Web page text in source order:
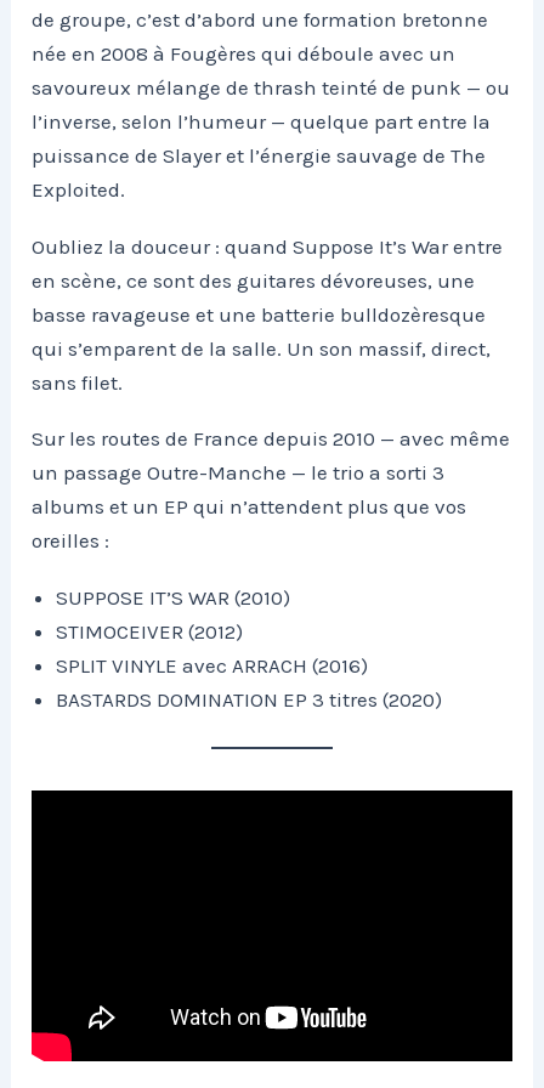
de groupe, c’est d’abord une formation bretonne
née en 2008 à Fougères qui déboule avec un
savoureux mélange de thrash teinté de punk — ou
l’inverse, selon l’humeur — quelque part entre la
puissance de Slayer et l’énergie sauvage de The
Exploited.
Oubliez la douceur : quand Suppose It’s War entre
en scène, ce sont des guitares dévoreuses, une
basse ravageuse et une batterie bulldozèresque
qui s’emparent de la salle. Un son massif, direct,
sans filet.
Sur les routes de France depuis 2010 — avec même
un passage Outre-Manche — le trio a sorti 3
albums et un EP qui n’attendent plus que vos
oreilles :
SUPPOSE IT’S WAR (2010)
STIMOCEIVER (2012)
SPLIT VINYLE avec ARRACH (2016)
BASTARDS DOMINATION EP 3 titres (2020)